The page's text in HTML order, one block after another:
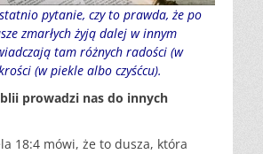
pytanie, czy to prawda, że po
zmarłych żyją dalej w innym
tam różnych radości (w
(w piekle albo czyśćcu).
prowadzi nas do innych
18:4 mówi, że to dusza, która